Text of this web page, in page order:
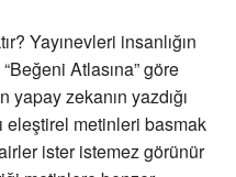
Yayınevleri insanlığın
Atlasına” göre
zekanın yazdığı
eleştirel metinleri basmak
ister istemez görünür